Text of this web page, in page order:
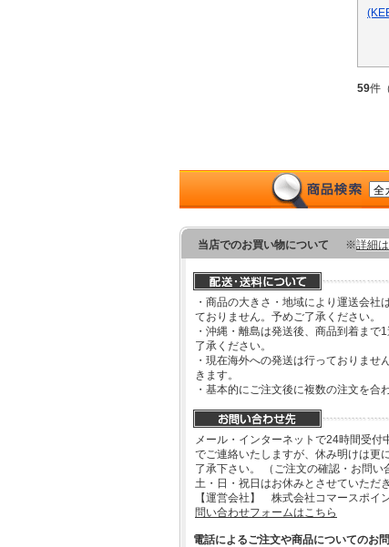
59件（
当店でのお買い物について ※詳細
・商品の大きさ・地域により運送会
ておりません。予めご了承ください。
・沖縄・離島は発送後、商品到着ま
了承ください。
・現在海外への発送は行っておりま
きます。
・基本的にご注文後に複数の注文を合
メール・インターネットで24時間受
でご連絡いたしますが、休み明けは更
了承下さい。 （ご注文の確認・お問い
土・日・祝日はお休みとさせていただき
【運営会社】 株式会社コマースポイ
問い合わせフォームはこちら
電話によるご注文や商品についてのお